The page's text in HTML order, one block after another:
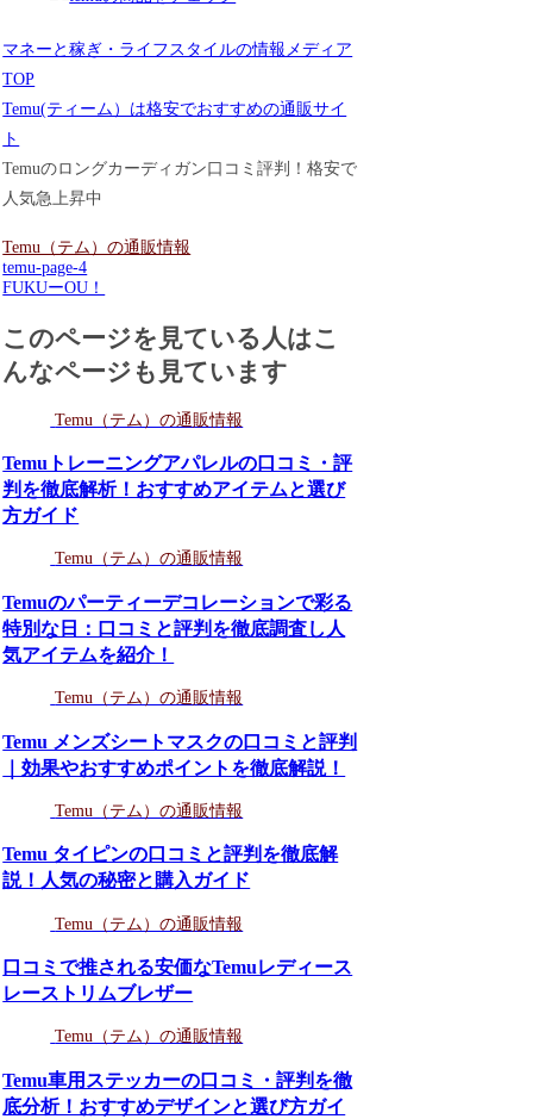
マネーと稼ぎ・ライフスタイルの情報メディア
TOP
Temu(ティーム）は格安でおすすめの通販サイ
ト
Temuのロングカーディガン口コミ評判！格安で
人気急上昇中
Temu（テム）の通販情報
temu-page-4
FUKUーOU！
このページを見ている人はこ
んなページも見ています
Temu（テム）の通販情報
Temuトレーニングアパレルの口コミ・評
判を徹底解析！おすすめアイテムと選び
方ガイド
Temu（テム）の通販情報
Temuのパーティーデコレーションで彩る
特別な日：口コミと評判を徹底調査し人
気アイテムを紹介！
Temu（テム）の通販情報
Temu メンズシートマスクの口コミと評判
｜効果やおすすめポイントを徹底解説！
Temu（テム）の通販情報
Temu タイピンの口コミと評判を徹底解
説！人気の秘密と購入ガイド
Temu（テム）の通販情報
口コミで推される安価なTemuレディース
レーストリムブレザー
Temu（テム）の通販情報
Temu車用ステッカーの口コミ・評判を徹
底分析！おすすめデザインと選び方ガイ